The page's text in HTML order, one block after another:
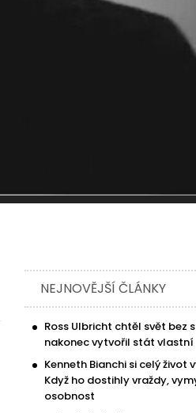
NEJNOVĚJŠÍ ČLÁNKY
Ross Ulbricht chtěl svět bez
nakonec vytvořil stát vlastní
Kenneth Bianchi si celý život
Když ho dostihly vraždy,
osobnost